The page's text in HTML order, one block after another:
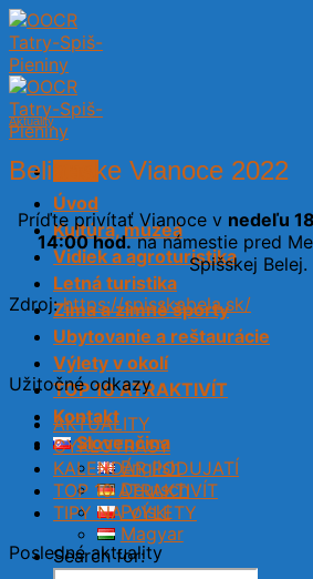
Skip
to
content
Úvod
Kultúra, múzeá
Vidiek a agroturistika
Letná turistika
Zima a zimné športy
Ubytovanie a reštaurácie
Výlety v okolí
TOP 10 ATRAKTIVÍT
Kontakt
Slovenčina
English
Deutsch
Polski
Magyar
Search for:
Aktuality
Belianske Vianoce 2022
Príďte privítať Vianoce v nedeľu
14:00 hod.na námestie pred
Spišskej Belej.
Zdroj:https://spisskabela.sk/
Užitočné odkazy
AKTUALITY
CYKLOTRASY
KALENDÁR PODUJATÍ
TOP 10 ATRAKTIVÍT
TIPY NA VÝLETY
Posledné aktuality